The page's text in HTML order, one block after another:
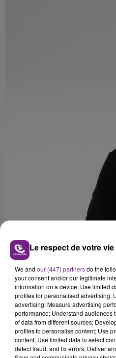
Il était actif au SDIS de la
Le respect de votre
We and our (447) partnersdo the
your consent and/or our legitimate
information on a device; Use limited
profiles for personalised advertising;
advertising; Measure advertising
performance; Understand audiences
of data from different sources;
profiles to personalise content; Use
content; Use limited data to select
detect fraud, and fix errors; Deliver